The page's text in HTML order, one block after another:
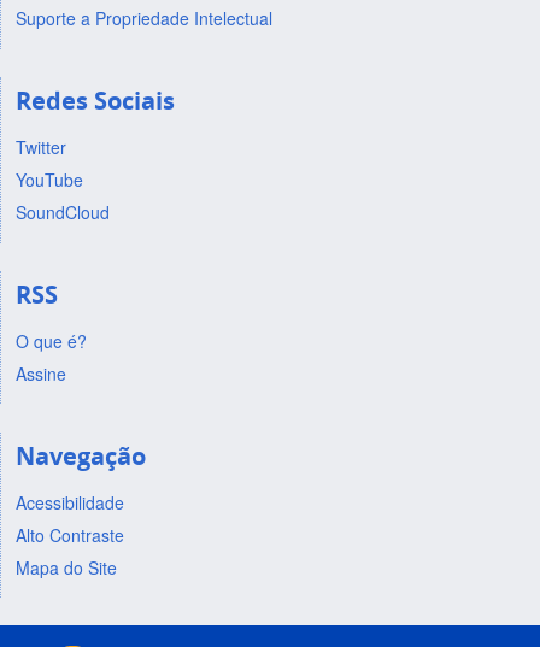
Suporte a Propriedade Intelectual
Redes Sociais
Twitter
YouTube
SoundCloud
RSS
O que é?
Assine
Navegação
Acessibilidade
Alto Contraste
Mapa do Site